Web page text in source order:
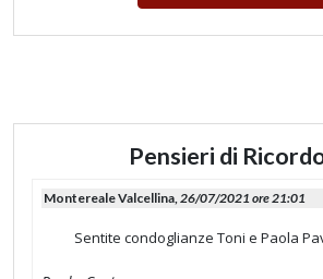
Pensieri di
Montereale Valcellina,26/07/2021 ore 21:01
Sentite condoglianze Toni e Paola